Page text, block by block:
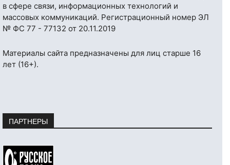
в сфере связи, информационных технологий и
массовых коммуникаций. Регистрационный номер ЭЛ
№ ФС 77 - 77132 от 20.11.2019
Материалы сайта предназначены для лиц старше 16
лет (16+).
ПАРТНЕРЫ